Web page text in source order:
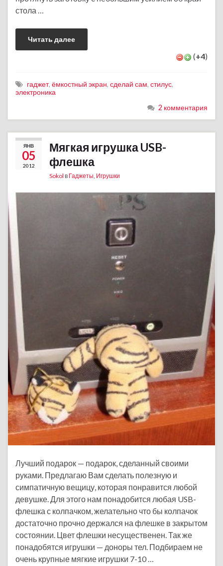
стола …
Читать далее
(+4)
гаджет, ёмкостный экран, сделай сам, стилус,
электроника
2 комментария
ЯНВ
05
2012
Мягкая игрушка USB-
флешка
Sokol в Гаджеты, Игрушки
Лучший подарок — подарок, сделанный своими
руками. Предлагаю Вам сделать полезную и
симпатичную вещицу, которая понравится любой
девушке. Для этого нам понадобится любая USB-
флешка с колпачком, желательно что бы колпачок
достаточно прочно держался на флешке в закрытом
состоянии. Цвет флешки несущественен. Так же
понадобятся игрушки — доноры тел. Подбираем не
очень крупные мягкие игрушки 7-10 …